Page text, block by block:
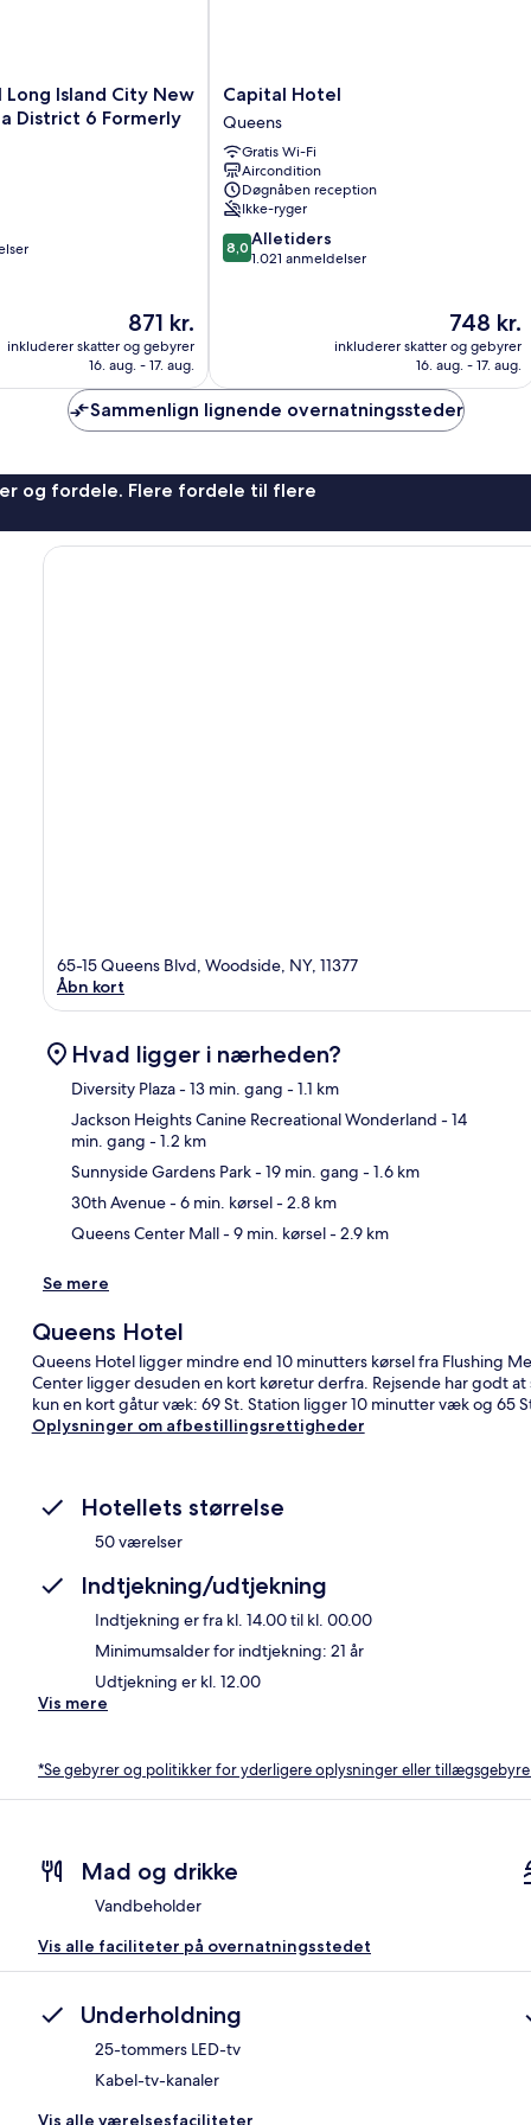
Island City New
District 6 Formerly
Prisen
er
871 kr.
871 kr.
inkluderer skatter og gebyrer
16. aug. - 17. aug.
Capital
Hotel
Queens
Capital Hotel
Queens
Gratis Wi-Fi
Aircondition
Døgnåben reception
Ikke-ryger
8.0
ud
8,0 Alletiders
1.021 anmeldelser
Prisen
er
748 kr.
748 kr.
inkluderer skatter og gebyrer
16. aug. - 17. aug.
Sammenlign lignende overnatningssteder
og fordele. Flere fordele til flere
65-15 Queens Blvd, Woodside, NY, 11377
Åbn kort
Hvad ligger i nærheden?
Diversity Plaza- 13 min. gang - 1.1 km
Jackson Heights Canine Recreational Wonderland - 14
min. gang - 1.2 km
Sunnyside Gardens Park- 19 min. gang - 1.6 km
30th Avenue- 6 min. kørsel- 2.8 km
Queens Center Mall- 9 min. kørsel- 2.9 km
Se mere
Queens Hotel
Queens Hotel ligger mindre end 10 minutters kørsel fra Flushing
Center ligger desuden en kort køretur derfra. Rejsende har godt
kun en kort gåtur væk: 69 St. Station ligger 10 minutter væk og 65
Oplysninger om afbestillingsrettigheder
Hotellets størrelse
50 værelser
Indtjekning/udtjekning
Indtjekning er fra kl. 14.00 til kl. 00.00
Minimumsalder for indtjekning: 21 år
Udtjekning er kl. 12.00
Vis mere
*Se gebyrer og politikker for yderligere oplysninger eller
Mad og drikke
Vandbeholder
Vis alle faciliteter på overnatningsstedet
Underholdning
25-tommers LED-tv
Kabel-tv-kanaler
Vis alle værelsesfaciliteter